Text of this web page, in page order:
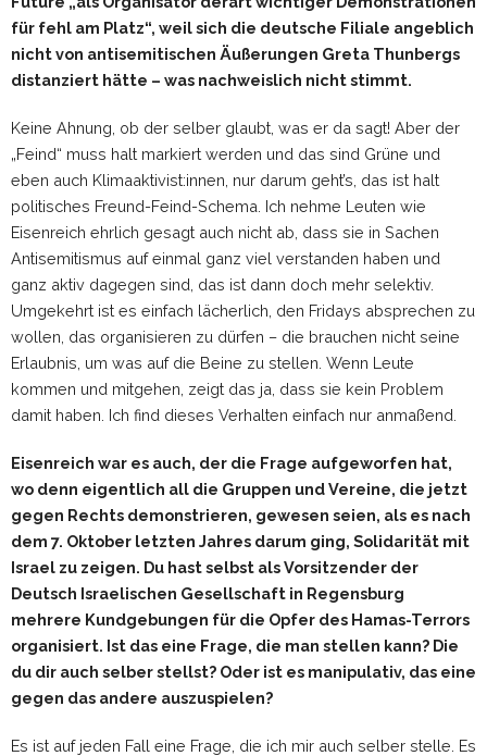
für fehl am Platz“, weil sich die deutsche Filiale angeblich
nicht von antisemitischen Äußerungen Greta Thunbergs
distanziert hätte – was nachweislich nicht stimmt.
Keine Ahnung, ob der selber glaubt, was er da sagt! Aber der
„Feind“ muss halt markiert werden und das sind Grüne und
eben auch Klimaaktivist:innen, nur darum geht’s, das ist halt
politisches Freund-Feind-Schema. Ich nehme Leuten wie
Eisenreich ehrlich gesagt auch nicht ab, dass sie in Sachen
Antisemitismus auf einmal ganz viel verstanden haben und
ganz aktiv dagegen sind, das ist dann doch mehr selektiv.
Umgekehrt ist es einfach lächerlich, den Fridays absprechen zu
wollen, das organisieren zu dürfen – die brauchen nicht seine
Erlaubnis, um was auf die Beine zu stellen. Wenn Leute
kommen und mitgehen, zeigt das ja, dass sie kein Problem
damit haben. Ich find dieses Verhalten einfach nur anmaßend.
Eisenreich war es auch, der die Frage aufgeworfen hat,
wo denn eigentlich all die Gruppen und Vereine, die jetzt
gegen Rechts demonstrieren, gewesen seien, als es nach
dem 7. Oktober letzten Jahres darum ging, Solidarität mit
Israel zu zeigen. Du hast selbst als Vorsitzender der
Deutsch Israelischen Gesellschaft in Regensburg
mehrere Kundgebungen für die Opfer des Hamas-Terrors
organisiert. Ist das eine Frage, die man stellen kann? Die
du dir auch selber stellst? Oder ist es manipulativ, das eine
gegen das andere auszuspielen?
Es ist auf jeden Fall eine Frage, die ich mir auch selber stelle. Es